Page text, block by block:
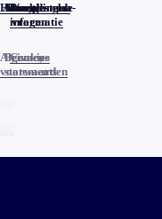
Home
Actueel
Uitzendingen
Reacties
Programma-
informatie
Veelgestelde
vragen
Algemene
voorwaarden
Privacy
statements
Cookies